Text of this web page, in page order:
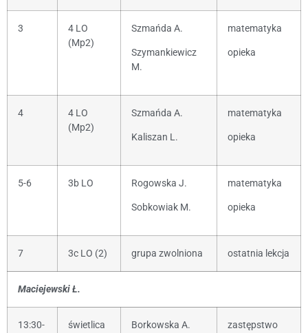
3
4 LO
(Mp2)
Szmańda A.
Szymankiewicz
M.
matematyka
opieka
4
4 LO
(Mp2)
Szmańda A.
Kaliszan L.
matematyka
opieka
5-6 3b LO Rogowska J.
Sobkowiak M.
matematyka
opieka
7 3c LO (2) grupa zwolniona ostatnia lekcja
Maciejewski Ł.
13:30-
świetlica Borkowska A. zastępstwo